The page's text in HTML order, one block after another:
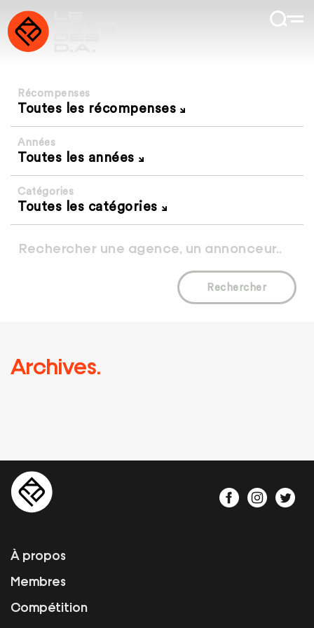
Récompenses
Toutes les récompenses
Années
Toutes les années
Catégories
Toutes les catégories
Rechercher
Archives.
À propos
Membres
Compétition